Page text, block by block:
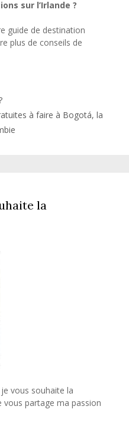
sur l’Irlande ?
guide de destination
plus de conseils de
à faire à Bogotá, la
la
vous souhaite la
partage ma passion